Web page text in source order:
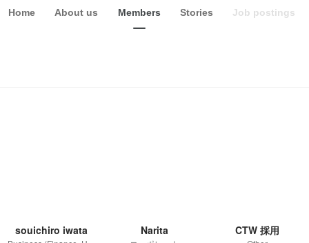
Home About us Members Stories Job postings
souichiro iwata Narita CTW 採用